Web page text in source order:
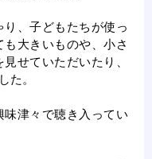
、子どもたちが使っ
大きいものや、小さ
せていただいたり、
た。
津々で聴き入ってい